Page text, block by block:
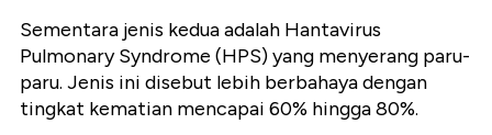
Sementara jenis kedua adalah Hantavirus
Pulmonary Syndrome (HPS) yang menyerang paru-
paru. Jenis ini disebut lebih berbahaya dengan
tingkat kematian mencapai 60% hingga 80%.